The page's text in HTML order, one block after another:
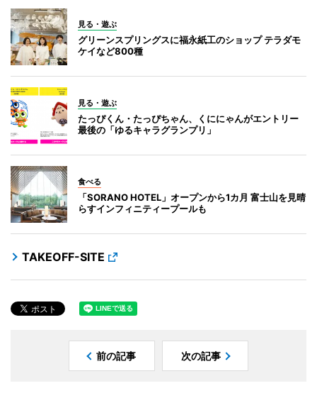
見る・遊ぶ
グリーンスプリングスに福永紙工のショップ テラダモ
ケイなど800種
見る・遊ぶ
たっぴくん・たっぴちゃん、くににゃんがエントリー
最後の「ゆるキャラグランプリ」
食べる
「SORANO HOTEL」オープンから1カ月 富士山を見晴
らすインフィニティープールも
TAKEOFF-SITE
前の記事 次の記事